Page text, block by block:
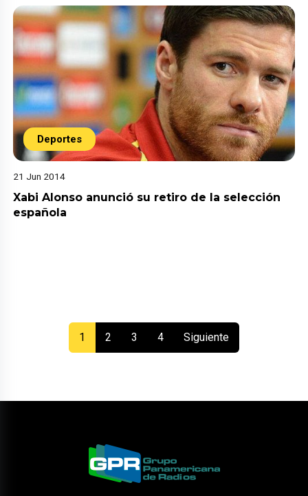
Deportes
21 Jun 2014
Xabi Alonso anunció su retiro de la selección
española
1 (current)
2 3 4 Siguiente